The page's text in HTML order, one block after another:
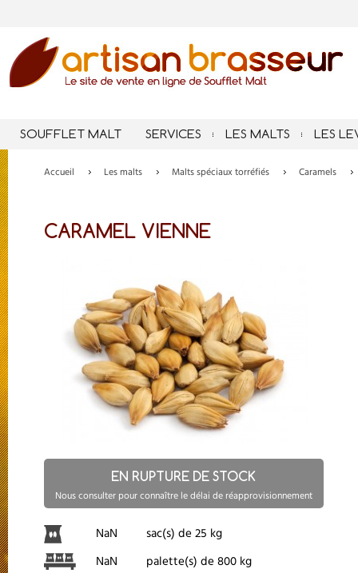
SOUFFLET MALT SERVICES LES MALTS LES
Accueil Les malts Malts spéciaux torréfiés Caramels
CARAMEL VIENNE
EN RUPTURE DE STOCK
Nous consulter pour connaître le délai de réapprovisionnement
NaN
sac(s) de 25 kg
NaN
palette(s) de 800 kg